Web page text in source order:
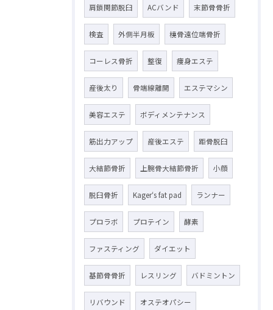
肩鎖関節脱臼 ACバンド 末節骨骨折
検査 外側半月板 橈骨遠位端骨折
コーレス骨折 整復 痩身エステ
産後太り 骨端線離開 エステマシン
美容エステ ボディメンテナンス
筋出力アップ 産後エステ 距骨脱臼
大結節骨折 上腕骨大結節骨折 小顔
脱臼骨折 Kager‘s fat pad ランナー
プロラボ プロテイン 酵素
ファスティング ダイエット
基節骨骨折 レスリング バドミントン
リバウンド オステオパシー